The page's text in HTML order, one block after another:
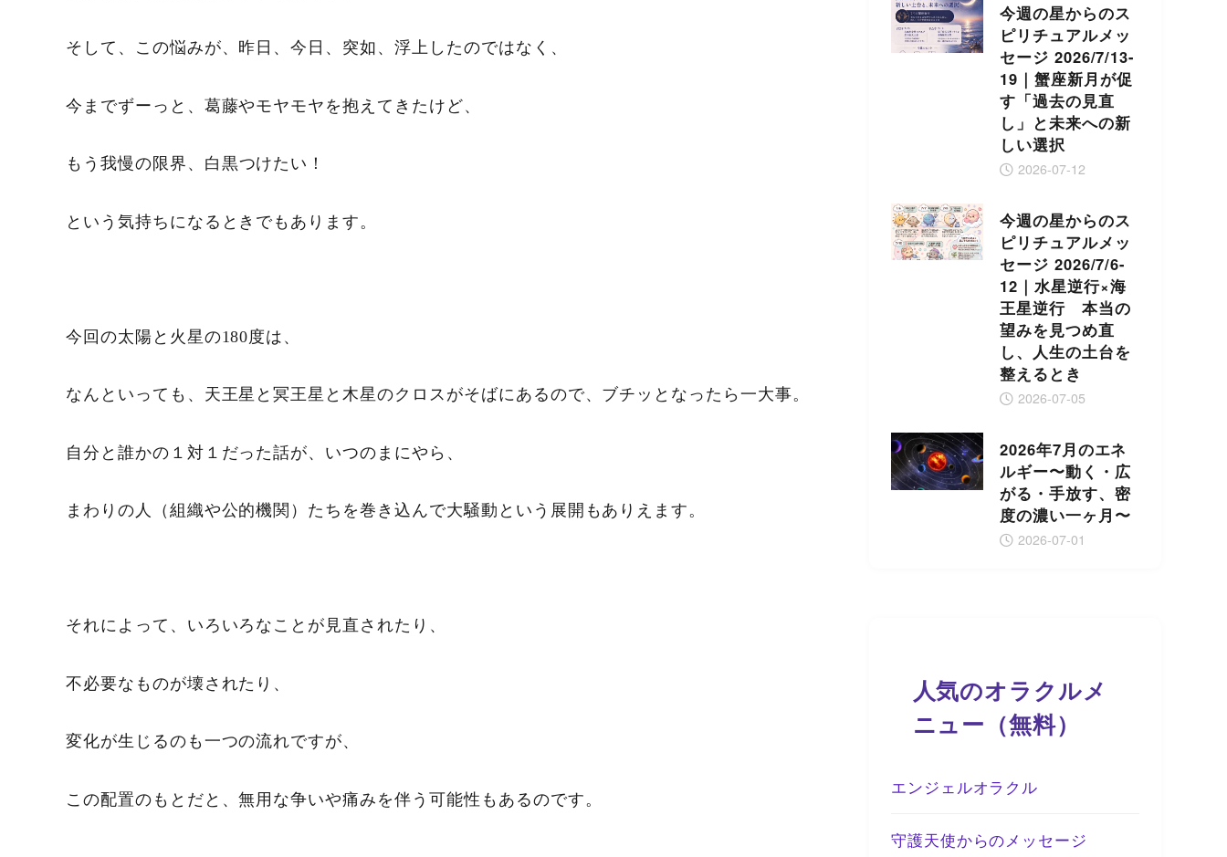
そして、この悩みが、昨日、今日、突如、浮上したのではなく、
今までずーっと、葛藤やモヤモヤを抱えてきたけど、
もう我慢の限界、 白黒つけたい！
という気持ちになるときでもあります。
今回の太陽と火星の180度は、
なんといっても、天王星と冥王星と木星のクロスがそばにあるので、ブチッとなったら一大事。
自分と誰かの１対１だった話が、いつのまにやら、
まわりの人（組織や公的機関）たちを巻き込んで大騒動という展開もありえます。
それによって、いろいろなことが見直されたり、
不必要なものが壊されたり、
変化が生じるのも一つの流れですが、
この配置のもとだと、無用な争いや痛みを伴う可能性もあるのです。
今週の星からのス
ピリチュアルメッ
セージ 2026/7/13-
19｜蟹座新月が促
す「過去の見直
し」と未来への新
しい選択
2026-07-12
今週の星からのス
ピリチュアルメッ
セージ 2026/7/6-
12｜水星逆行×海
王星逆行 本当の
望みを見つめ直
し、人生の土台を
整えるとき
2026-07-05
2026年7月のエネ
ルギー〜動く・広
がる・手放す、密
度の濃い一ヶ月〜
2026-07-01
人気のオラクルメ
ニュー（無料）
エンジェルオラクル
守護天使からのメッセージ